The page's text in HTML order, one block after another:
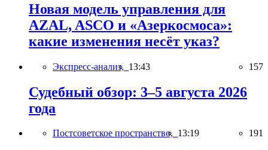
Новая модель управления для
AZAL, ASCO и «Азеркосмоса»:
какие изменения несёт указ?
Экспресс-анализ, 13:43 157
Судебный обзор: 3–5 августа 2026
года
Постсоветское пространство, 13:19 191